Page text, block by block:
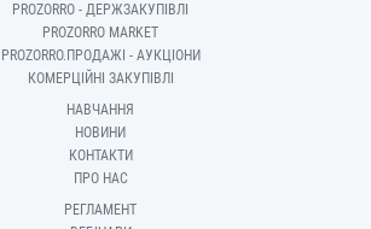
PROZORRO - ДЕРЖЗАКУПІВЛІ
PROZORRO MARKET
PROZORRO.ПРОДАЖІ - АУКЦІОНИ
КОМЕРЦІЙНІ ЗАКУПІВЛІ
НАВЧАННЯ
НОВИНИ
КОНТАКТИ
ПРО НАС
РЕГЛАМЕНТ